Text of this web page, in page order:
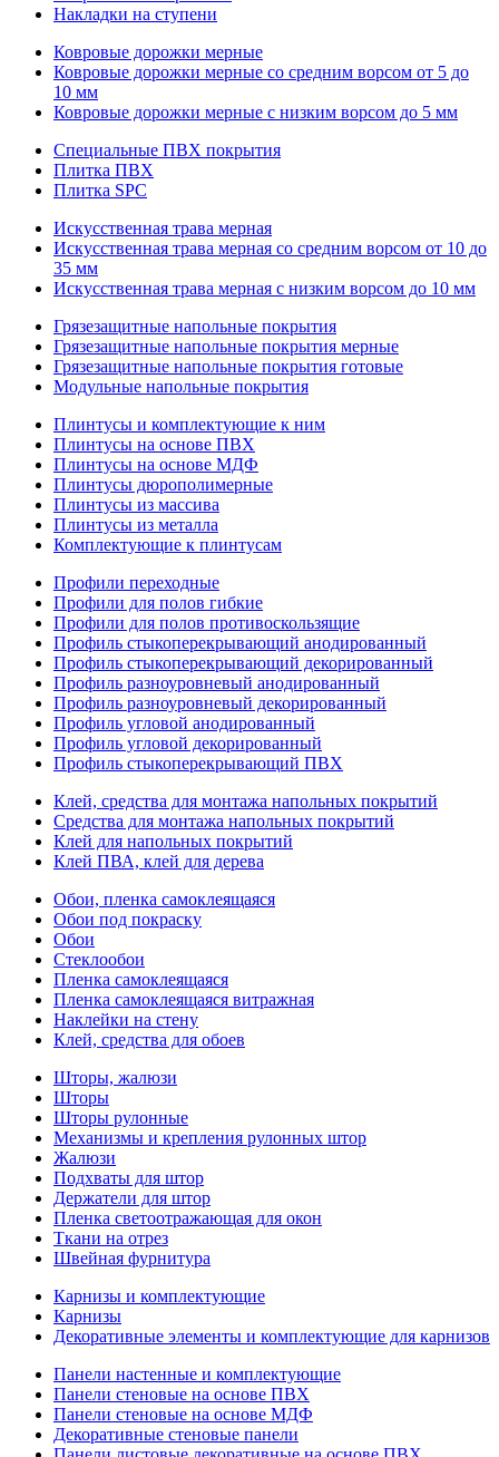
Накладки на ступени
Ковровые дорожки мерные
Ковровые дорожки мерные со средним ворсом от 5 до
10 мм
Ковровые дорожки мерные с низким ворсом до 5 мм
Специальные ПВХ покрытия
Плитка ПВХ
Плитка SPC
Искуccтвенная трава мерная
Искусственная трава мерная со средним ворсом от 10 до
35 мм
Искусственная трава мерная с низким ворсом до 10 мм
Грязезащитные напольные покрытия
Грязезащитные напольные покрытия мерные
Грязезащитные напольные покрытия готовые
Модульные напольные покрытия
Плинтусы и комплектующие к ним
Плинтусы на основе ПВХ
Плинтусы на основе МДФ
Плинтусы дюрополимерные
Плинтусы из массива
Плинтусы из металла
Комплектующие к плинтусам
Профили переходные
Профили для полов гибкие
Профили для полов противоскользящие
Профиль стыкоперекрывающий анодированный
Профиль стыкоперекрывающий декорированный
Профиль разноуровневый анодированный
Профиль разноуровневый декорированный
Профиль угловой анодированный
Профиль угловой декорированный
Профиль стыкоперекрывающий ПВХ
Клей, средства для монтажа напольных покрытий
Средства для монтажа напольных покрытий
Клей для напольных покрытий
Клей ПВА, клей для дерева
Обои, пленка самоклеящаяся
Обои под покраску
Обои
Стеклообои
Пленка самоклеящаяся
Пленка самоклеящаяся витражная
Наклейки на стену
Клей, средства для обоев
Шторы, жалюзи
Шторы
Шторы рулонные
Механизмы и крепления рулонных штор
Жалюзи
Подхваты для штор
Держатели для штор
Пленка светоотражающая для окон
Ткани на отрез
Швейная фурнитура
Карнизы и комплектующие
Карнизы
Декоративные элементы и комплектующие для карнизов
Панели настенные и комплектующие
Панели стеновые на основе ПВХ
Панели стеновые на основе МДФ
Декоративные стеновые панели